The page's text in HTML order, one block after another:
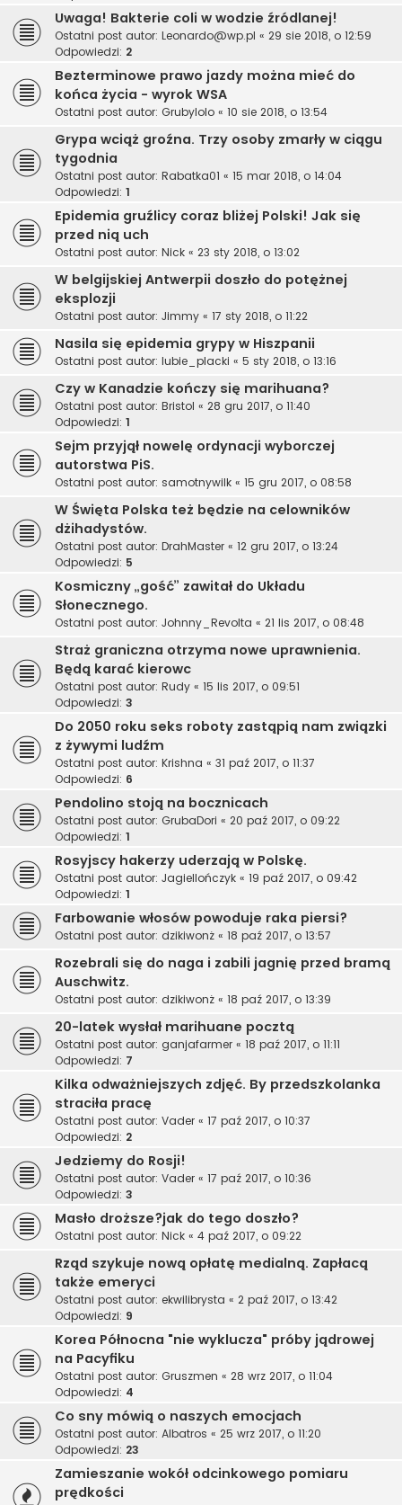
Uwaga! Bakterie coli w wodzie źródlanej!
Ostatni post autor: Leonardo@wp.pl « 29 sie 2018, o 12:59
Odpowiedzi: 2
Bezterminowe prawo jazdy można mieć do
końca życia - wyrok WSA
Ostatni post autor: Grubylolo « 10 sie 2018, o 13:54
Grypa wciąż groźna. Trzy osoby zmarły w ciągu
tygodnia
Ostatni post autor: Rabatka01 « 15 mar 2018, o 14:04
Odpowiedzi: 1
Epidemia gruźlicy coraz bliżej Polski! Jak się
przed nią uch
Ostatni post autor: Nick « 23 sty 2018, o 13:02
W belgijskiej Antwerpii doszło do potężnej
eksplozji
Ostatni post autor: Jimmy « 17 sty 2018, o 11:22
Nasila się epidemia grypy w Hiszpanii
Ostatni post autor: lubie_placki « 5 sty 2018, o 13:16
Czy w Kanadzie kończy się marihuana?
Ostatni post autor: Bristol « 28 gru 2017, o 11:40
Odpowiedzi: 1
Sejm przyjął nowelę ordynacji wyborczej
autorstwa PiS.
Ostatni post autor: samotnywilk « 15 gru 2017, o 08:58
W Święta Polska też będzie na celowników
dżihadystów.
Ostatni post autor: DrahMaster « 12 gru 2017, o 13:24
Odpowiedzi: 5
Kosmiczny „gość” zawitał do Układu
Słonecznego.
Ostatni post autor: Johnny_Revolta « 21 lis 2017, o 08:48
Straż graniczna otrzyma nowe uprawnienia.
Będą karać kierowc
Ostatni post autor: Rudy « 15 lis 2017, o 09:51
Odpowiedzi: 3
Do 2050 roku seks roboty zastąpią nam związki
z żywymi ludźm
Ostatni post autor: Krishna « 31 paź 2017, o 11:37
Odpowiedzi: 6
Pendolino stoją na bocznicach
Ostatni post autor: GrubaDori « 20 paź 2017, o 09:22
Odpowiedzi: 1
Rosyjscy hakerzy uderzają w Polskę.
Ostatni post autor: Jagiellończyk « 19 paź 2017, o 09:42
Odpowiedzi: 1
Farbowanie włosów powoduje raka piersi?
Ostatni post autor: dzikiwonż « 18 paź 2017, o 13:57
Rozebrali się do naga i zabili jagnię przed bramą
Auschwitz.
Ostatni post autor: dzikiwonż « 18 paź 2017, o 13:39
20-latek wysłał marihuane pocztą
Ostatni post autor: ganjafarmer « 18 paź 2017, o 11:11
Odpowiedzi: 7
Kilka odważniejszych zdjęć. By przedszkolanka
straciła pracę
Ostatni post autor: Vader « 17 paź 2017, o 10:37
Odpowiedzi: 2
Jedziemy do Rosji!
Ostatni post autor: Vader « 17 paź 2017, o 10:36
Odpowiedzi: 3
Masło droższe?jak do tego doszło?
Ostatni post autor: Nick « 4 paź 2017, o 09:22
Rząd szykuje nową opłatę medialną. Zapłacą
także emeryci
Ostatni post autor: ekwilibrysta « 2 paź 2017, o 13:42
Odpowiedzi: 9
Korea Północna "nie wyklucza" próby jądrowej
na Pacyfiku
Ostatni post autor: Gruszmen « 28 wrz 2017, o 11:04
Odpowiedzi: 4
Co sny mówią o naszych emocjach
Ostatni post autor: Albatros « 25 wrz 2017, o 11:20
Odpowiedzi: 23
Zamieszanie wokół odcinkowego pomiaru
prędkości